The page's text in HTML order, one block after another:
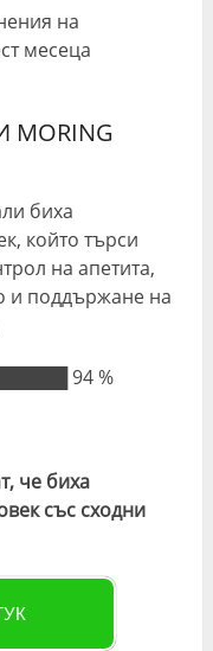
на
месеца
биха
който търси
на апетита,
и поддържане на
94 %
че биха
със сходни